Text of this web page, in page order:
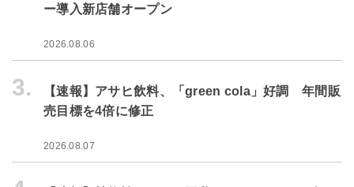
ー導入新店舗オープン
2026.08.06
3.
【速報】アサヒ飲料、「green cola」好調 年間販
売目標を4倍に修正
2026.08.07